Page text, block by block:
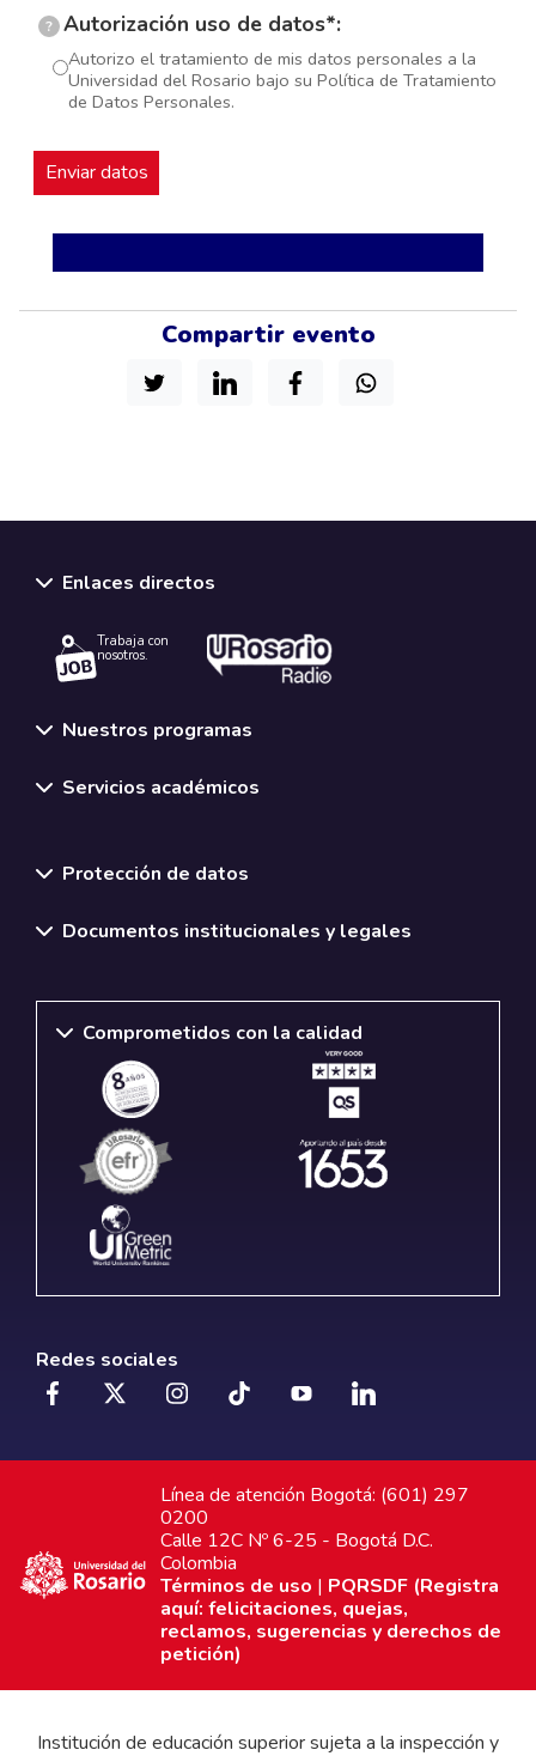
? Autorización uso de datos*:
Autorizo el tratamiento de mis datos personales a la
Universidad del Rosario bajo su Política de Tratamiento
de Datos Personales.
Compartir evento
Enlaces directos
Trabaja con
nosotros.
Nuestros programas
Servicios académicos
Protección de datos
Documentos institucionales y legales
Comprometidos con la calidad
Redes sociales
Línea de atención Bogotá: (601) 297
0200
Calle 12C Nº 6-25 - Bogotá D.C.
Colombia
Términos de uso | PQRSDF (Registra
aquí: felicitaciones, quejas,
reclamos, sugerencias y derechos de
petición)
Institución de educación superior sujeta a la inspección y